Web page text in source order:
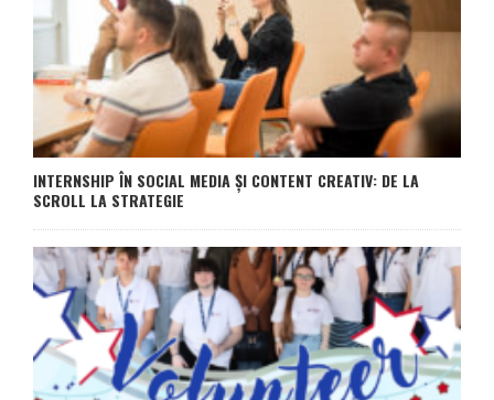
INTERNSHIP ÎN SOCIAL MEDIA ȘI CONTENT CREATIV: DE LA
SCROLL LA STRATEGIE